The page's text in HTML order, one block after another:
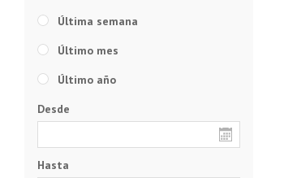
Última semana
Último mes
Último año
Desde
Hasta